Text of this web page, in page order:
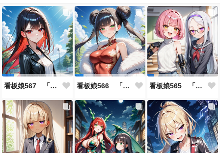
看板娘567 「雪村恋のよもやま話」 看板娘566 「ナンシー・ツァオのよもやま話」 看板娘565 「銀一族」